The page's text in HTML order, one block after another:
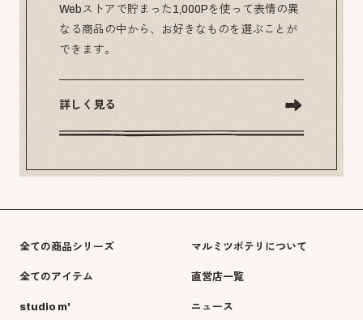
Webストアで貯まった1,000Pを使って表情の異
なる商品の中から、お好きなものを選ぶことが
できます。
詳しく見る
全ての商品シリーズ
全てのアイテム
studio m'
マルミツポテリについて
直営店一覧
ニュース